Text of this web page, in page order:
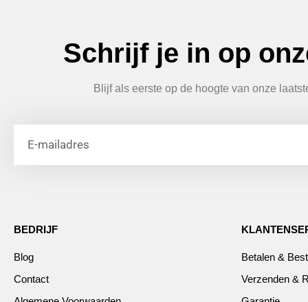
Schrijf je in op
Blijf als eerste op de hoogte van onze
BEDRIJF
Blog
Contact
Betalen &
Verzenden &